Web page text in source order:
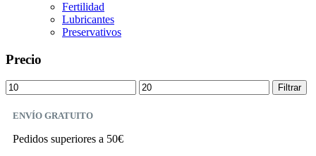
Fertilidad
Lubricantes
Preservativos
Precio
Precio
mínimo
Precio
máximo
Filtrar
ENVÍO GRATUITO
Pedidos superiores a 50€